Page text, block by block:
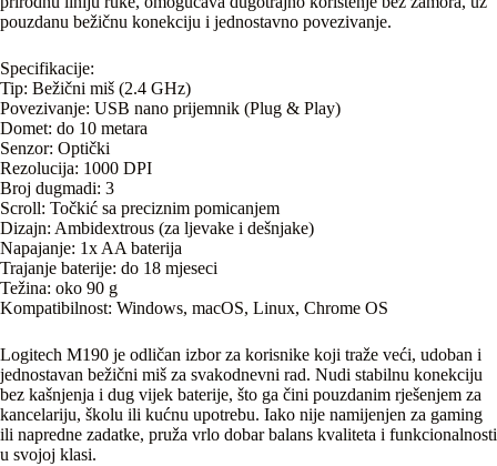
pouzdanu bežičnu konekciju i jednostavno povezivanje.
Specifikacije:
Tip: Bežični miš (2.4 GHz)
Povezivanje: USB nano prijemnik (Plug & Play)
Domet: do 10 metara
Senzor: Optički
Rezolucija: 1000 DPI
Broj dugmadi: 3
Scroll: Točkić sa preciznim pomicanjem
Dizajn: Ambidextrous (za ljevake i dešnjake)
Napajanje: 1x AA baterija
Trajanje baterije: do 18 mjeseci
Težina: oko 90 g
Kompatibilnost: Windows, macOS, Linux, Chrome OS
Logitech M190 je odličan izbor za korisnike koji traže veći, udoban i
jednostavan bežični miš za svakodnevni rad. Nudi stabilnu konekciju
bez kašnjenja i dug vijek baterije, što ga čini pouzdanim rješenjem za
kancelariju, školu ili kućnu upotrebu. Iako nije namijenjen za gaming
ili napredne zadatke, pruža vrlo dobar balans kvaliteta i funkcionalnosti
u svojoj klasi.